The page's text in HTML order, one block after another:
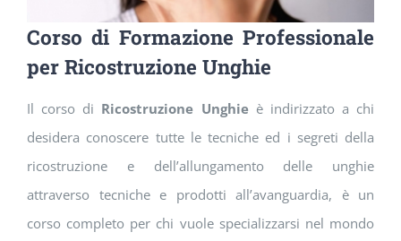
Corso di Formazione Professionale
per Ricostruzione Unghie
Il corso di Ricostruzione Unghieè indirizzato a chi
desidera conoscere tutte le tecniche ed i segreti della
ricostruzione e dell’allungamento delle unghie
attraverso tecniche e prodotti all’avanguardia, è un
corso completo per chi vuole specializzarsi nel mondo